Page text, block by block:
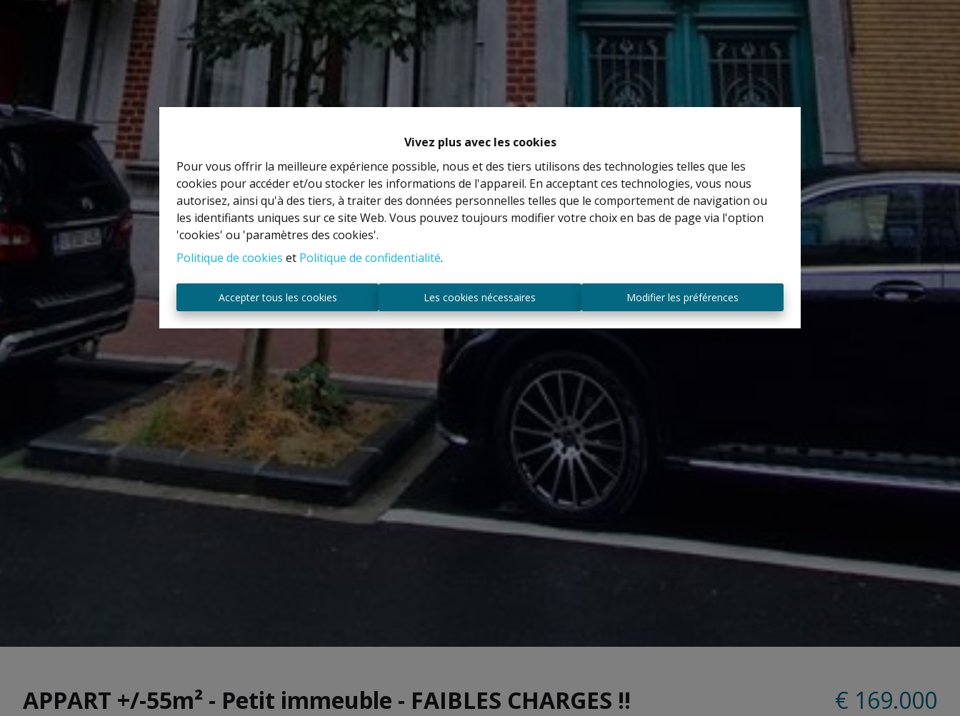
Vivez plus avec les cookies
Pour vous offrir la meilleure expérience possible, nous et des tiers utilisons des technologies telles que les
cookies pour accéder et/ou stocker les informations de l'appareil. En acceptant ces technologies, vous nous
autorisez, ainsi qu'à des tiers, à traiter des données personnelles telles que le comportement de navigation ou
les identifiants uniques sur ce site Web. Vous pouvez toujours modifier votre choix en bas de page via l'option
'cookies' ou 'paramètres des cookies'.
Politique de cookies et Politique de confidentialité.
Accepter tous les cookies Les cookies nécessaires Modifier les préférences
APPART +/-55m² - Petit immeuble - FAIBLES CHARGES !! € 169.000